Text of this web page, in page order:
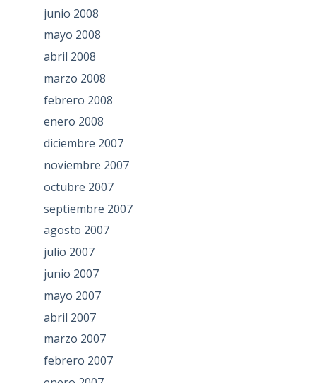
junio 2008
mayo 2008
abril 2008
marzo 2008
febrero 2008
enero 2008
diciembre 2007
noviembre 2007
octubre 2007
septiembre 2007
agosto 2007
julio 2007
junio 2007
mayo 2007
abril 2007
marzo 2007
febrero 2007